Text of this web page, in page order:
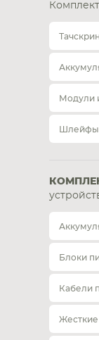
Модули
Шлейфы
Блоки
Кабели
Жесткие